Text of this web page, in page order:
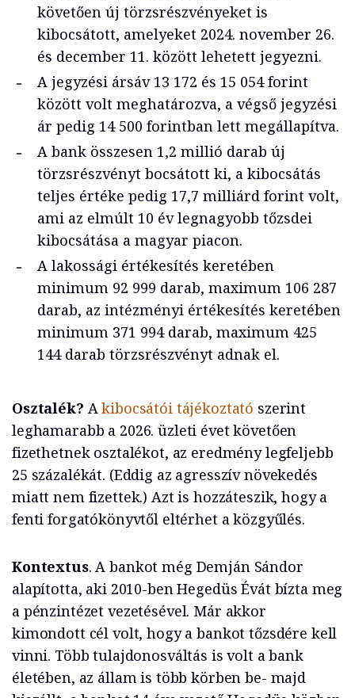
követően új törzsrészvényeket is
kibocsátott, amelyeket 2024. november 26.
és december 11. között lehetett jegyezni.
A jegyzési ársáv 13 172 és 15 054 forint
között volt meghatározva, a végső jegyzési
ár pedig 14 500 forintban lett megállapítva.
A bank összesen 1,2 millió darab új
törzsrészvényt bocsátott ki, a kibocsátás
teljes értéke pedig 17,7 milliárd forint volt,
ami az elmúlt 10 év legnagyobb tőzsdei
kibocsátása a magyar piacon.
A lakossági értékesítés keretében
minimum 92 999 darab, maximum 106 287
darab, az intézményi értékesítés keretében
minimum 371 994 darab, maximum 425
144 darab törzsrészvényt adnak el.
Osztalék? Akibocsátói tájékoztató szerint
leghamarabb a 2026. üzleti évet követően
fizethetnek osztalékot, az eredmény legfeljebb
25 százalékát. (Eddig az agresszív növekedés
miatt nem fizettek.) Azt is hozzáteszik, hogy a
fenti forgatókönyvtől eltérhet a közgyűlés.
Kontextus. A bankot még Demján Sándor
alapította, aki 2010-ben Hegedüs Évát bízta meg
a pénzintézet vezetésével. Már akkor
kimondott cél volt, hogy a bankot tőzsdére kell
vinni. Több tulajdonosváltás is volt a bank
életében, az állam is több körben be- majd